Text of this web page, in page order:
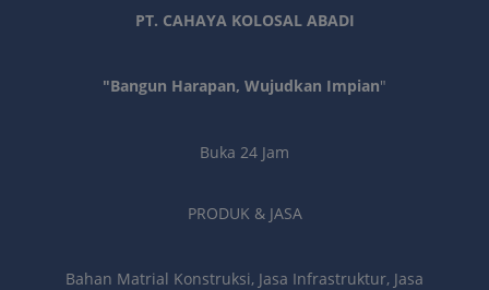
PT. CAHAYA KOLOSAL ABADI
"Bangun Harapan, Wujudkan Impian"
Buka 24 Jam
PRODUK & JASA
Bahan Matrial Konstruksi, Jasa Infrastruktur, Jasa